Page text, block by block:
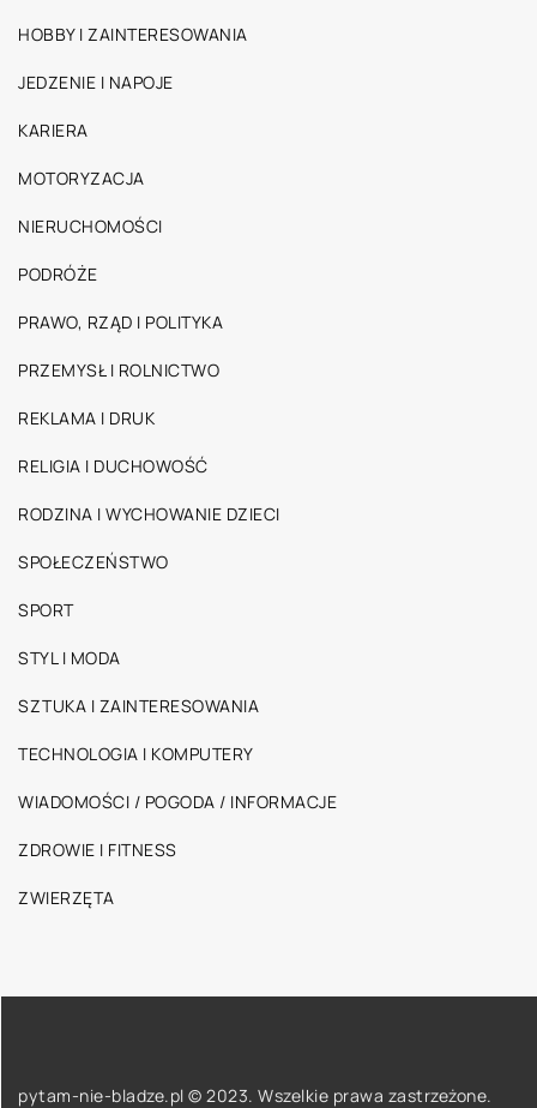
HOBBY I ZAINTERESOWANIA
JEDZENIE I NAPOJE
KARIERA
MOTORYZACJA
NIERUCHOMOŚCI
PODRÓŻE
PRAWO, RZĄD I POLITYKA
PRZEMYSŁ I ROLNICTWO
REKLAMA I DRUK
RELIGIA I DUCHOWOŚĆ
RODZINA I WYCHOWANIE DZIECI
SPOŁECZEŃSTWO
SPORT
STYL I MODA
SZTUKA I ZAINTERESOWANIA
TECHNOLOGIA I KOMPUTERY
WIADOMOŚCI / POGODA / INFORMACJE
ZDROWIE I FITNESS
ZWIERZĘTA
pytam-nie-bladze.pl © 2023. Wszelkie prawa zastrzeżone.